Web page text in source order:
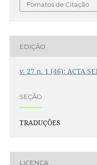
Fomatos de Citação
EDIÇÃO
v. 27 n. 1 (46): ACTA
SEÇÃO
TRADUÇÕES
LICENÇA